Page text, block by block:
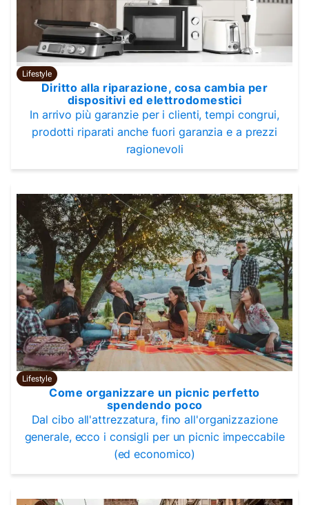
Lifestyle
Diritto alla riparazione, cosa cambia per
dispositivi ed elettrodomestici
In arrivo più garanzie per i clienti, tempi congrui,
prodotti riparati anche fuori garanzia e a prezzi
ragionevoli
Lifestyle
Come organizzare un picnic perfetto
spendendo poco
Dal cibo all'attrezzatura, fino all'organizzazione
generale, ecco i consigli per un picnic impeccabile
(ed economico)